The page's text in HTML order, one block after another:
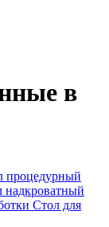
в
процедурный
надкроватный
Стол для